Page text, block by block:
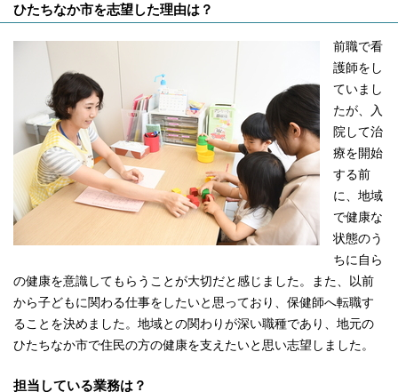
ひたちなか市を志望した理由は？
前職で看
護師をし
ていまし
たが、入
院して治
療を開始
する前
に、地域
で健康な
状態のう
ちに自ら
の健康を意識してもらうことが大切だと感じました。また、以前
から子どもに関わる仕事をしたいと思っており、保健師へ転職す
ることを決めました。地域との関わりが深い職種であり、地元の
ひたちなか市で住民の方の健康を支えたいと思い志望しました。
担当している業務は？